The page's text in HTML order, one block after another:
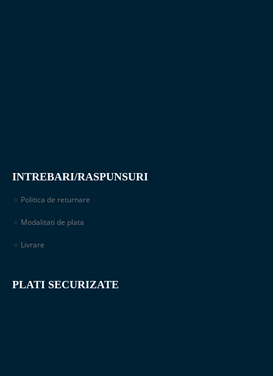
INTREBARI/RASPUNSURI
Politica de returnare
Modalitati de plata
Livrare
PLATI SECURIZATE